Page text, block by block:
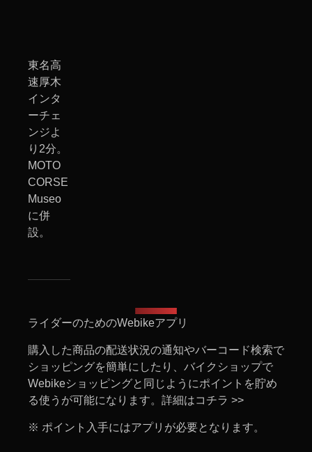
東名高
速厚木
インタ
ーチェ
ンジよ
り2分。
MOTO
CORSE
Museo
に併
設。
ライダーのためのWebikeアプリ
購入した商品の配送状況の通知やバーコード検索で
ショッピングを簡単にしたり、バイクショップで
Webikeショッピングと同じようにポイントを貯め
る使うが可能になります。 詳細はコチラ >>
※ ポイント入手にはアプリが必要となります。